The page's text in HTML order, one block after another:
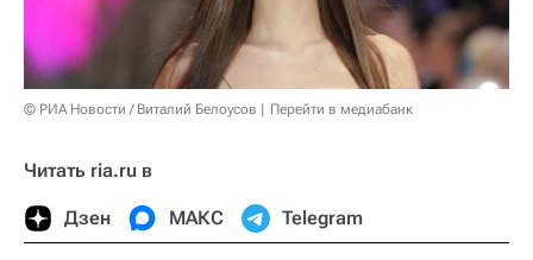
© РИА Новости / Виталий Белоусов Перейти в медиабанк
Читать ria.ru в
Дзен МАКС Telegram